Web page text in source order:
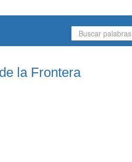
la Frontera